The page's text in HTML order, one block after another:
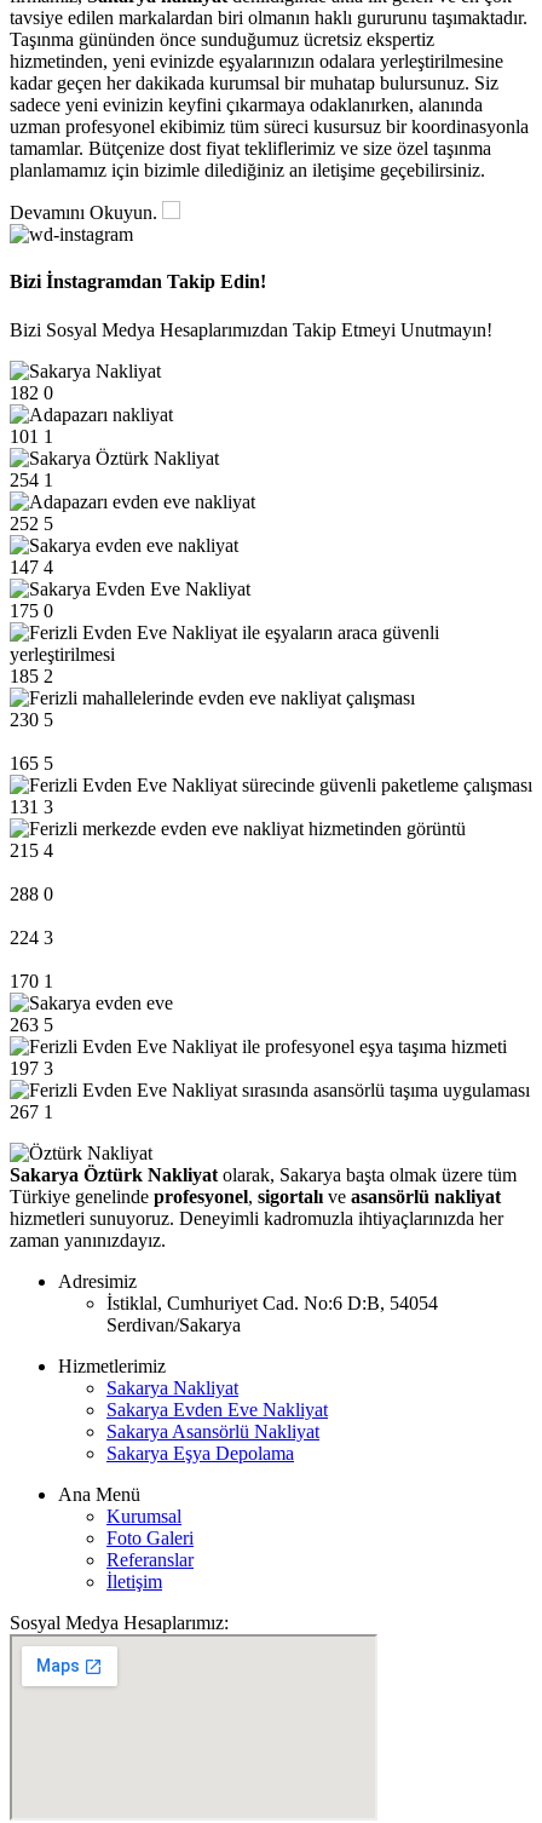
tavsiye edilen markalardan biri olmanın haklı gururunu taşımaktadır.
Taşınma gününden önce sunduğumuz ücretsiz ekspertiz
hizmetinden, yeni evinizde eşyalarınızın odalara yerleştirilmesine
kadar geçen her dakikada kurumsal bir muhatap bulursunuz. Siz
sadece yeni evinizin keyfini çıkarmaya odaklanırken, alanında
uzman profesyonel ekibimiz tüm süreci kusursuz bir koordinasyonla
tamamlar. Bütçenize dost fiyat tekliflerimiz ve size özel taşınma
planlamamız için bizimle dilediğiniz an iletişime geçebilirsiniz.
Devamını Okuyun.
Bizi İnstagramdan Takip Edin!
Bizi Sosyal Medya Hesaplarımızdan Takip Etmeyi Unutmayın!
182 0
101 1
254 1
252 5
147 4
175 0
185 2
230 5
165 5
131 3
215 4
288 0
224 3
170 1
263 5
197 3
267 1
Sakarya Öztürk Nakliyat olarak, Sakarya başta olmak üzere tüm
Türkiye genelinde profesyonel, sigortalı ve asansörlü nakliyat
hizmetleri sunuyoruz. Deneyimli kadromuzla ihtiyaçlarınızda her
zaman yanınızdayız.
Adresimiz
İstiklal, Cumhuriyet Cad. No:6 D:B, 54054
Serdivan/Sakarya
Hizmetlerimiz
Sakarya Nakliyat
Sakarya Evden Eve Nakliyat
Sakarya Asansörlü Nakliyat
Sakarya Eşya Depolama
Ana Menü
Kurumsal
Foto Galeri
Referanslar
İletişim
Sosyal Medya Hesaplarımız: